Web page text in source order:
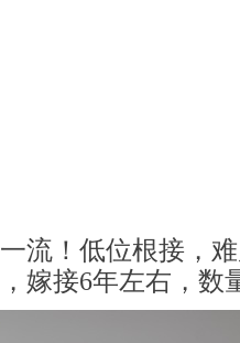
流！低位根接，
嫁接6年左右，数